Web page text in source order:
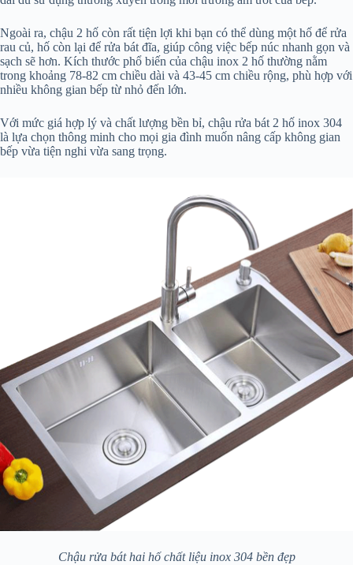
Ngoài ra, chậu 2 hố còn rất tiện lợi khi bạn có thể dùng một hố để rửa
rau củ, hố còn lại để rửa bát đĩa, giúp công việc bếp núc nhanh gọn và
sạch sẽ hơn. Kích thước phổ biến của chậu inox 2 hố thường nằm
trong khoảng 78-82 cm chiều dài và 43-45 cm chiều rộng, phù hợp với
nhiều không gian bếp từ nhỏ đến lớn.
Với mức giá hợp lý và chất lượng bền bỉ, chậu rửa bát 2 hố inox 304
là lựa chọn thông minh cho mọi gia đình muốn nâng cấp không gian
bếp vừa tiện nghi vừa sang trọng.
Chậu rửa bát hai hố chất liệu inox 304 bền đẹp